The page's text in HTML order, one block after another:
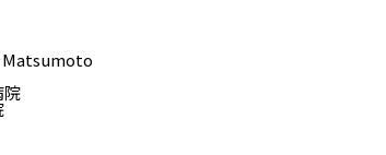
Matsumoto
院